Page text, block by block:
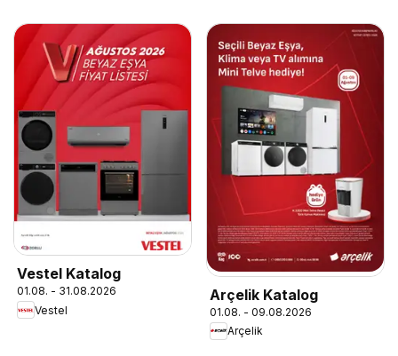
Vestel Katalog
01.08. - 31.08.2026
Vestel
Arçelik Katalog
01.08. - 09.08.2026
Arçelik